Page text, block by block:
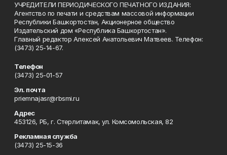
УЧРЕДИТЕЛИ ПЕРИОДИЧЕСКОГО ПЕЧАТНОГО ИЗДАНИЯ:
Агентство по печати и средствам массовой информации
Республики Башкортостан, Акционерное общество
Издательский дом «Республика Башкортостан».
Главный редактор Алексей Анатольевич Матвеев. Телефон:
(3473) 25-14-67.
Телефон
(3473) 25-01-57
Эл. почта
priemnajasr@rbsmi.ru
Адрес
453126, РБ, г. Стерлитамак, ул. Комсомольская, 82
Рекламная служба
(3473) 25-15-36